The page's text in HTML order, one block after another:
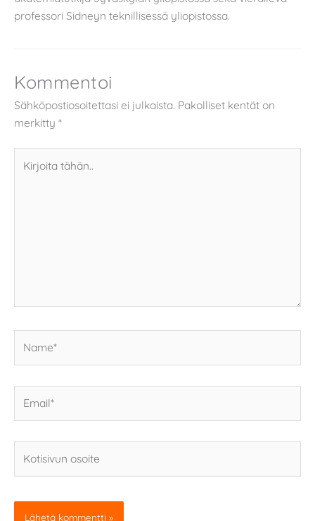
professori Sidneyn teknillisessä yliopistossa.
Kommentoi
Sähköpostiosoitettasi ei julkaista. Pakolliset kentät on
merkitty *
tähän..
osoite